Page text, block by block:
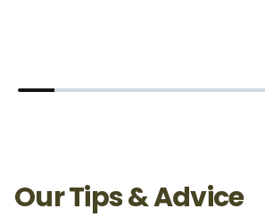
Our Tips & Advice